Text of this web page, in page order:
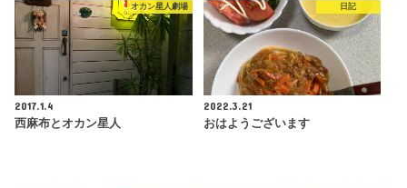
オカン星人劇場
2017.1.4
西麻布とオカン星人
日記
2022.3.21
おはようございます